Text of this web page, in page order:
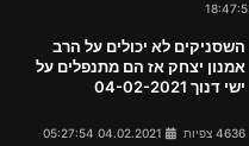
השסניקים לא יכולים על הרב
אמנון יצחק אז הם מתנפלים על
ישי דנוך 04-02-2021
4636 צפיות